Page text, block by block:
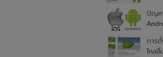
ปัญห
การ
ไหล